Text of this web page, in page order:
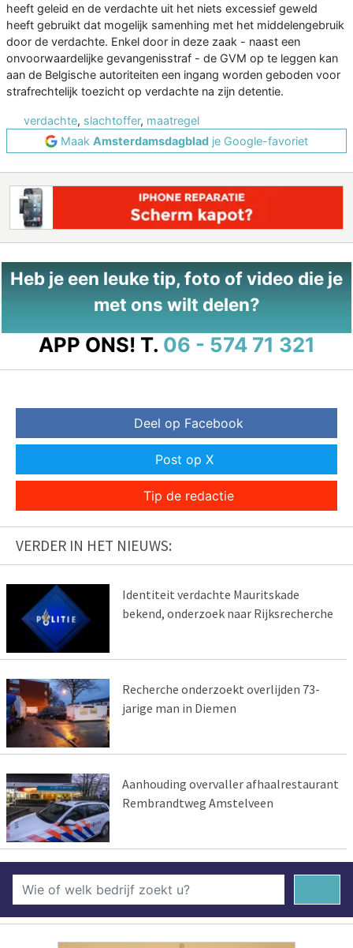
heeft geleid en de verdachte uit het niets excessief geweld
heeft gebruikt dat mogelijk samenhing met het middelengebruik
door de verdachte. Enkel door in deze zaak - naast een
onvoorwaardelijke gevangenisstraf - de GVM op te leggen kan
aan de Belgische autoriteiten een ingang worden geboden voor
strafrechtelijk toezicht op verdachte na zijn detentie.
verdachte, slachtoffer, maatregel
Maak Amsterdamsdagblad je Google-favoriet
Heb je een leuke tip, foto of video die je
met ons wilt delen?
APP ONS! T. 06 - 574 71 321
Deel op Facebook
Post op X
Tip de redactie
VERDER IN HET NIEUWS:
Identiteit verdachte Mauritskade
bekend, onderzoek naar Rijksrecherche
Recherche onderzoekt overlijden 73-
jarige man in Diemen
Aanhouding overvaller afhaalrestaurant
Rembrandtweg Amstelveen